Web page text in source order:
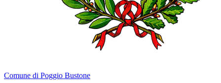
Comune di Poggio Bustone